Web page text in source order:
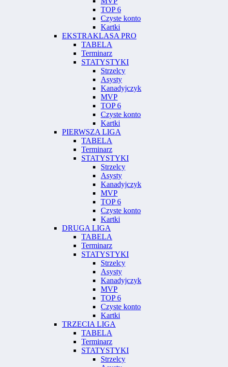
TOP 6
Czyste konto
Kartki
EKSTRAKLASA PRO
TABELA
Terminarz
STATYSTYKI
Strzelcy
Asysty
Kanadyjczyk
MVP
TOP 6
Czyste konto
Kartki
PIERWSZA LIGA
TABELA
Terminarz
STATYSTYKI
Strzelcy
Asysty
Kanadyjczyk
MVP
TOP 6
Czyste konto
Kartki
DRUGA LIGA
TABELA
Terminarz
STATYSTYKI
Strzelcy
Asysty
Kanadyjczyk
MVP
TOP 6
Czyste konto
Kartki
TRZECIA LIGA
TABELA
Terminarz
STATYSTYKI
Strzelcy